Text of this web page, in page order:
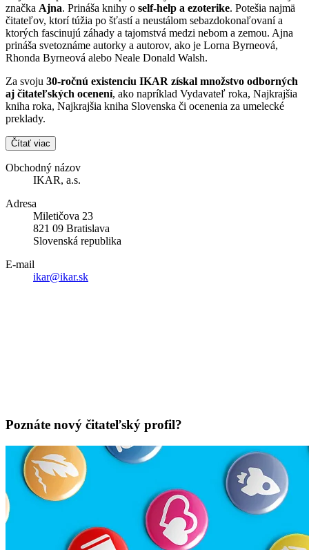
značka Ajna. Prináša knihy o self-help a ezoterike. Potešia najmä
čitateľov, ktorí túžia po šťastí a neustálom sebazdokonaľovaní a
ktorých fascinujú záhady a tajomstvá medzi nebom a zemou. Ajna
prináša svetoznáme autorky a autorov, ako je Lorna Byrneová,
Rhonda Byrneová alebo Neale Donald Walsh.
Za svoju 30-ročnú existenciu IKAR získal množstvo odborných
aj čitateľských ocenení, ako napríklad Vydavateľ roka, Najkrajšia
kniha roka, Najkrajšia kniha Slovenska či ocenenia za umelecké
preklady.
Čítať viac
Obchodný názov
IKAR, a.s.
Adresa
Miletičova 23
821 09 Bratislava
Slovenská republika
E-mail
ikar@ikar.sk
Poznáte nový čitateľský profil?